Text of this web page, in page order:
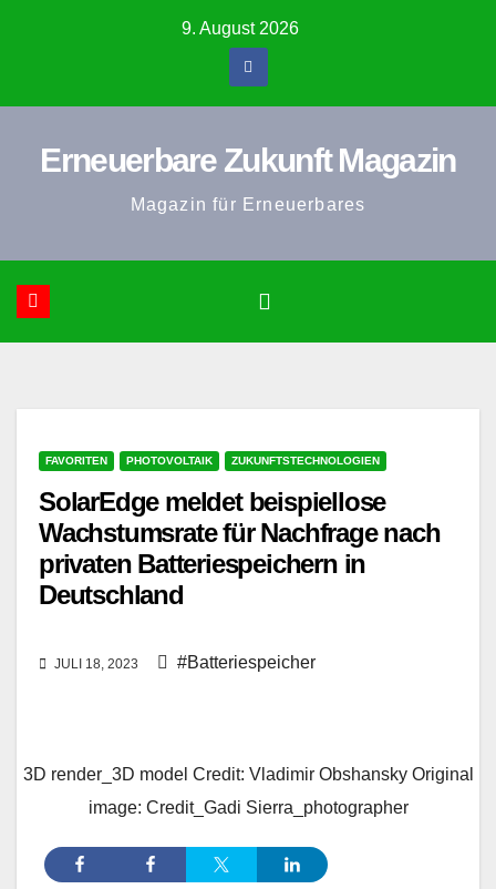
9. August 2026
Erneuerbare Zukunft Magazin
Magazin für Erneuerbares
FAVORITEN PHOTOVOLTAIK ZUKUNFTSTECHNOLOGIEN
SolarEdge meldet beispiellose
Wachstumsrate für Nachfrage nach
privaten Batteriespeichern in
Deutschland
JULI 18, 2023 #Batteriespeicher
3D render_3D model Credit: Vladimir Obshansky Original
image: Credit_Gadi Sierra_photographer